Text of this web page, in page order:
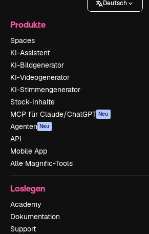
Deutsch
Produkte
Spaces
KI-Assistent
KI-Bildgenerator
KI-Videogenerator
KI-Stimmengenerator
Stock-Inhalte
MCP für Claude/ChatGPT Neu
Agenten Neu
API
Mobile App
Alle Magnific-Tools
Loslegen
Academy
Dokumentation
Support